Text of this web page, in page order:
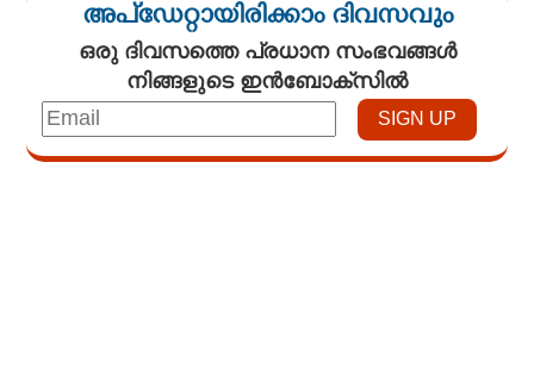
അപ്ഡേറ്റായിരിക്കാം ദിവസവും
ഒരു ദിവസത്തെ പ്രധാന സംഭവങ്ങൾ
നിങ്ങളുടെ ഇൻബോക്സിൽ